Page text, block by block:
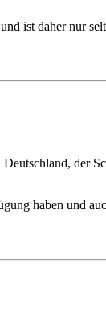
ist daher nur
der
haben und